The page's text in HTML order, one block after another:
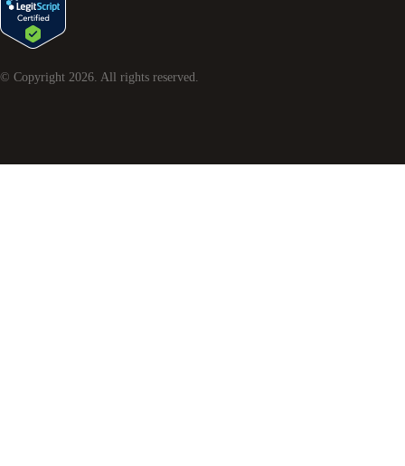
© Copyright 2026. All rights reserved.